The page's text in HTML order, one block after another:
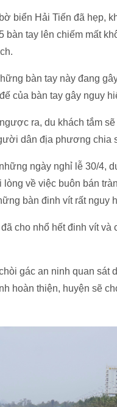
biển Hải Tiến đã hẹp,
tay lên chiếm mất
bàn tay này đang
của bàn tay gây nguy
ra, du khách tắm
dân địa phương chia
ngày nghỉ lễ 30/4,
về việc buôn bán
bàn đinh vít rất nguy
cho nhổ hết đinh vít và
gác an ninh quan sát
hoàn thiện, huyện sẽ